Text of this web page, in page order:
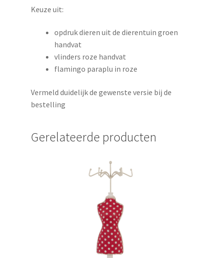
Keuze uit:
opdruk dieren uit de dierentuin groen
handvat
vlinders roze handvat
flamingo paraplu in roze
Vermeld duidelijk de gewenste versie bij de
bestelling
Gerelateerde producten